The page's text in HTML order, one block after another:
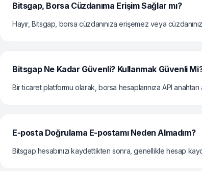
Bitsgap, Borsa Cüzdanıma Erişim Sağlar mı?
Hayır, Bitsgap, borsa cüzdanınıza erişemez veya
Bitsgap Ne Kadar Güvenli? Kullanmak Güvenli
Bir ticaret platformu olarak, borsa hesaplarınıza API anahtarı
E-posta Doğrulama E-postamı Neden Almadım?
Bitsgap hesabınızı kaydettikten sonra, genellikle hesap